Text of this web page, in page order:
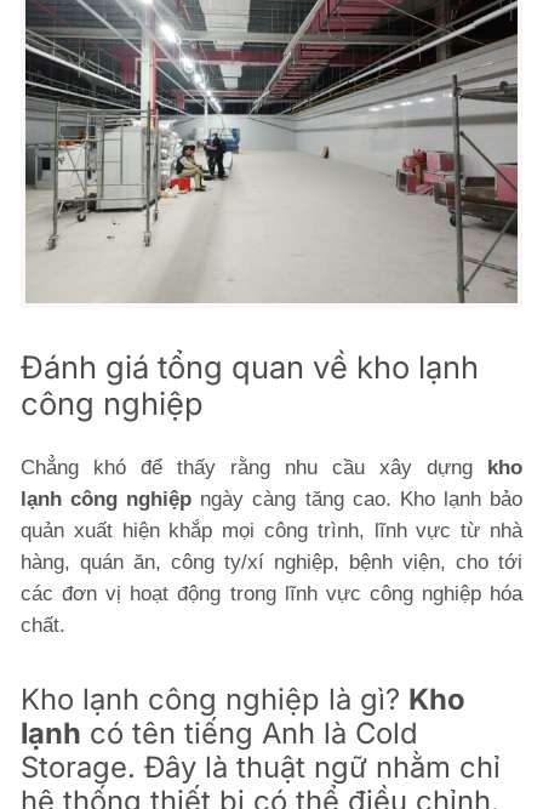
Đánh giá tổng quan về kho lạnh
công nghiệp
Chẳng khó để thấy rằng nhu cầu xây dựng
kho
lạnh công nghiệp ngày càng tăng cao. Kho lạnh bảo
quản xuất hiện khắp mọi công trình, lĩnh vực từ nhà
hàng, quán ăn, công ty/xí nghiệp, bệnh viện, cho tới
các đơn vị hoạt động trong lĩnh vực công nghiệp hóa
chất.
Kho lạnh công nghiệp là gì? Kho
lạnh có tên tiếng Anh là Cold
Storage. Đây là thuật ngữ nhằm chỉ
hệ thống thiết bị có thể điều chỉnh,